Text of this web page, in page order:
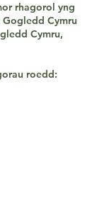
rhagorol yng
Cymru
Cymru,
roedd: